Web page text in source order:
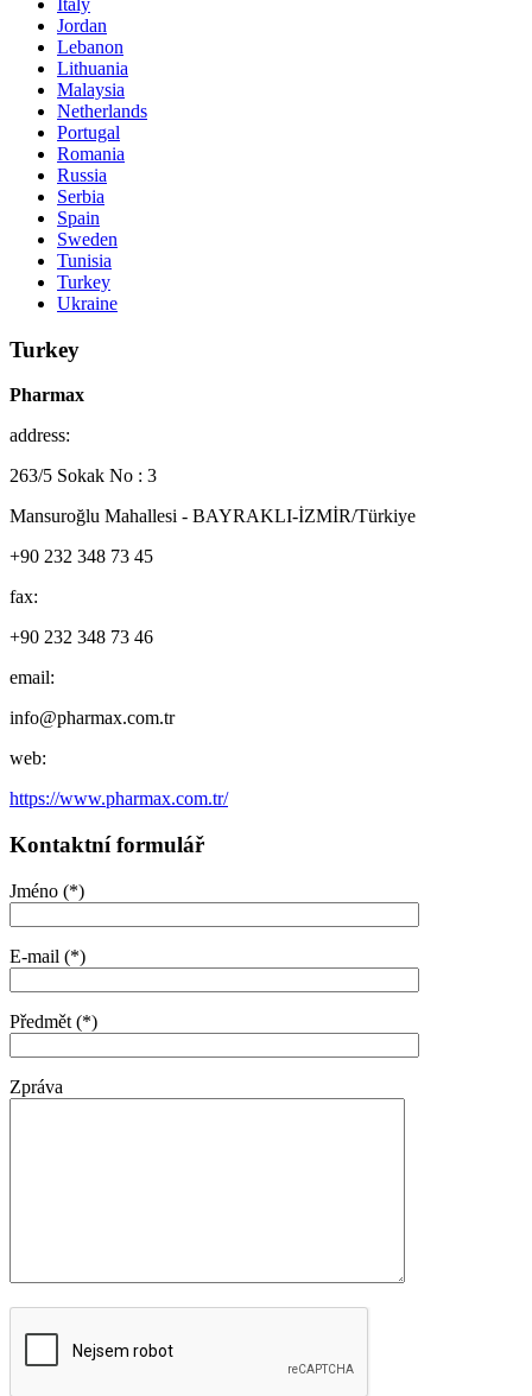
Italy
Jordan
Lebanon
Lithuania
Malaysia
Netherlands
Portugal
Romania
Russia
Serbia
Spain
Sweden
Tunisia
Turkey
Ukraine
Turkey
Pharmax
address:
263/5 Sokak No : 3
Mansuroğlu Mahallesi - BAYRAKLI-İZMİR/Türkiye
+90 232 348 73 45
fax:
+90 232 348 73 46
email:
info@pharmax.com.tr
web:
https://www.pharmax.com.tr/
Kontaktní formulář
Jméno (*)
E-mail (*)
Předmět (*)
Zpráva